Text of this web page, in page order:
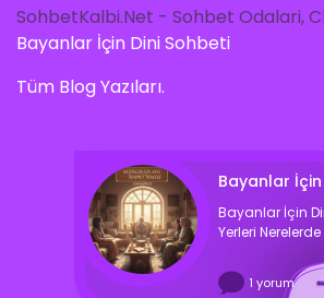
SohbetKalbi.Net - Sohbet Odalari,
Bayanlar İçin Dini Sohbeti
Tüm Blog Yazıları.
Bayanlar İçin
Yerleri Nerelerde
1 yorum